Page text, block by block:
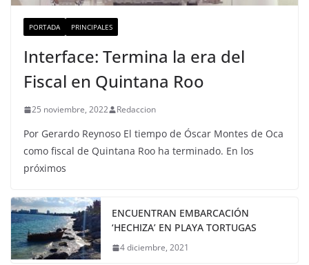
PORTADA PRINCIPALES
Interface: Termina la era del
Fiscal en Quintana Roo
25 noviembre, 2022 Redaccion
Por Gerardo Reynoso El tiempo de Óscar Montes de Oca
como fiscal de Quintana Roo ha terminado. En los
próximos
ENCUENTRAN EMBARCACIÓN
‘HECHIZA’ EN PLAYA TORTUGAS
4 diciembre, 2021